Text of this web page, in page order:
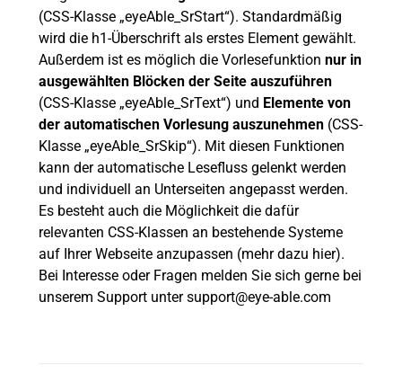
(CSS-Klasse „eyeAble_SrStart“). Standardmäßig
wird die h1-Überschrift als erstes Element gewählt.
Außerdem ist es möglich die Vorlesefunktion nur in
ausgewählten Blöcken der Seite auszuführen
(CSS-Klasse „eyeAble_SrText“) und Elemente von
der automatischen Vorlesung auszunehmen(CSS-
Klasse „eyeAble_SrSkip“). Mit diesen Funktionen
kann der automatische Lesefluss gelenkt werden
und individuell an Unterseiten angepasst werden.
Es besteht auch die Möglichkeit die dafür
relevanten CSS-Klassen an bestehende Systeme
auf Ihrer Webseite anzupassen (mehr dazu hier).
Bei Interesse oder Fragen melden Sie sich gerne bei
unserem Support unter support@eye-able.com